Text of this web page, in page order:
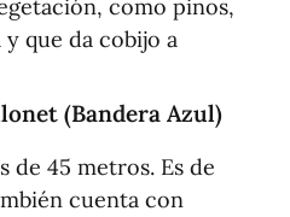
como pinos,
que da cobijo a
(Bandera Azul)
de 45 metros. Es de
cuenta con